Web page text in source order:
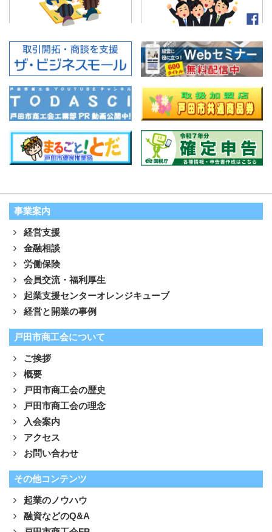
事業案内
経営支援
金融相談
労働保険
会員交流・福利厚生
起業支援センターオレンジキューブ
経営と開業の事例
戸田市商工会について
ご挨拶
概要
戸田市商工会の歴史
戸田市商工会の理念
入会案内
アクセス
お問い合わせ
その他コンテンツ
起業のノウハウ
融資などのQ&A